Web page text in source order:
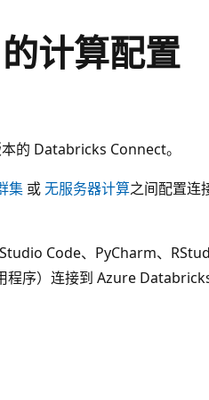
计算配置
的 Databricks Connect。
集 或无服务器计算之间配置连
Code、PyCharm、
程序）连接到 Azure